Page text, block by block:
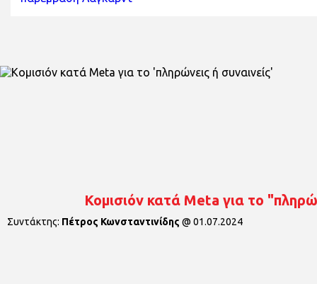
Κομισιόν κατά Meta για το
Συντάκτης: Πέτρος Κωνσταντινίδης @ 01.07.2024